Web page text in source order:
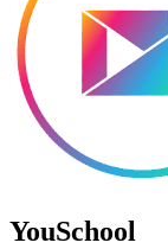
YouSchool